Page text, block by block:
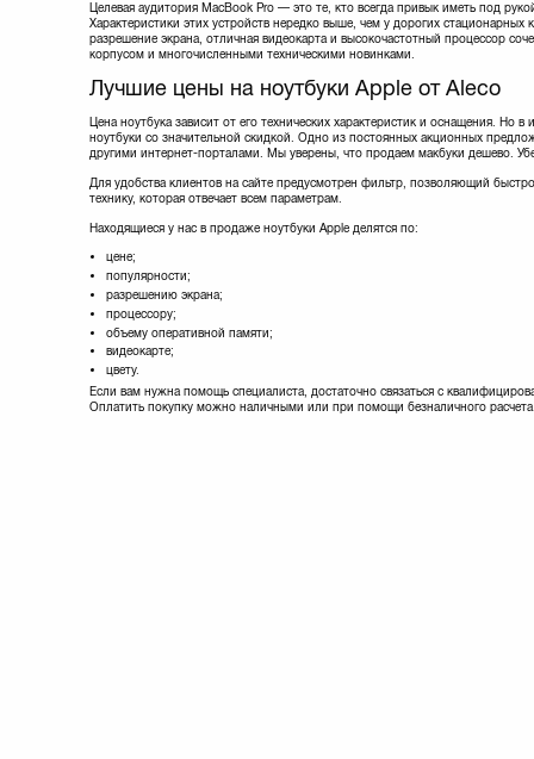
Целевая аудитория MacBook Pro — это те, кто всегда привык иметь под
Характеристики этих устройств нередко выше, чем у дорогих
разрешение экрана, отличная видеокарта и высокочастотный процессор
корпусом и многочисленными техническими новинками.
Лучшие цены на ноутбуки Apple от Aleco
Цена ноутбука зависит от его технических характеристик и оснащения.
ноутбуки со значительной скидкой. Одно из постоянных акционных
другими интернет-порталами. Мы уверены, что продаем макбуки дешево.
Для удобства клиентов на сайте предусмотрен фильтр, позволяющий
технику, которая отвечает всем параметрам.
Находящиеся у нас в продаже ноутбуки Apple делятся по:
цене;
популярности;
разрешению экрана;
процессору;
объему оперативной памяти;
видеокарте;
цвету.
Если вам нужна помощь специалиста, достаточно связаться с
Оплатить покупку можно наличными или при помощи безналичного